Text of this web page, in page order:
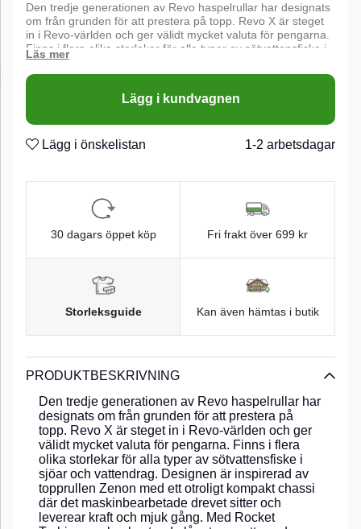
Den tredje generationen av Revo haspelrullar har designats
om från grunden för att prestera på topp. Revo X är steget
in i Revo-världen och ger välidt mycket valuta för pengarna.
Finns i flera olika storlekar för alla typer av sötvattensfiske i
sjöar och vattendrag. Designen är inspirerad av topprullen
Zenon med ett otroligt kompakt chassi där det
gång. Med Rocket Turbine-spolen kastar du långt oavsett
om du använder flätlina, nylon eller fluorocarbon.
Lägg i kundvagnen
Lägg i önskelistan 1-2 arbetsdagar
30 dagars öppet köp Fri frakt över 699 kr
Storleksguide Kan även hämtas i butik
PRODUKTBESKRIVNING
Den tredje generationen av Revo haspelrullar har
designats om från grunden för att prestera på
topp. Revo X är steget in i Revo-världen och ger
välidt mycket valuta för pengarna. Finns i flera
olika storlekar för alla typer av sötvattensfiske i
sjöar och vattendrag. Designen är inspirerad av
topprullen Zenon med ett otroligt kompakt chassi
där det maskinbearbetade drevet sitter och
leverear kraft och mjuk gång. Med Rocket